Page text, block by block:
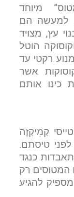
מיוחד
למעשה הם
עץ, מצויד
ק”ג. היוקוסוקה הוטל
רקטי עד
אשר
כינו אותם
קַמִיקַזֶה
טיסתם.
כנגד
המטוסים רק
להגיע